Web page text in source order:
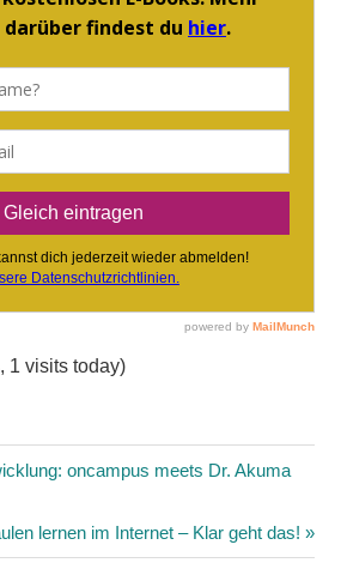
1 visits today)
oncampus meets Dr. Akuma
lernen im Internet – Klar geht das!